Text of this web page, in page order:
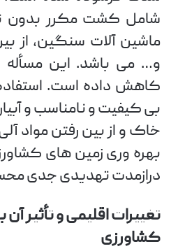
شامل کشت مکرر بدون
ماشین آلات سنگین، از
و… می باشد. این مسأله
کاهش داده است.
بی کیفیت و نامناسب و
خاک و از بین رفتن مواد
بهره وری زمین های
درازمدت تهدیدی جدی
تغییرات اقلیمی و تأثیر
کشاورزی